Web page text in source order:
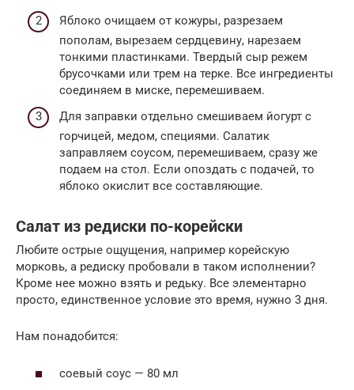
Яблоко очищаем от кожуры, разрезаем
пополам, вырезаем сердцевину, нарезаем
тонкими пластинками. Твердый сыр режем
брусочками или трем на терке. Все ингредиенты
соединяем в миске, перемешиваем.
Для заправки отдельно смешиваем йогурт с
горчицей, медом, специями. Салатик
заправляем соусом, перемешиваем, сразу же
подаем на стол. Если опоздать с подачей, то
яблоко окислит все составляющие.
Салат из редиски по-корейски
Любите острые ощущения, например корейскую
морковь, а редиску пробовали в таком исполнении?
Кроме нее можно взять и редьку. Все элементарно
просто, единственное условие это время, нужно 3 дня.
Нам понадобится:
соевый соус — 80 мл